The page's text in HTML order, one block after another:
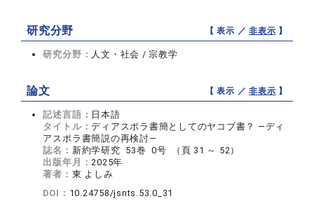
研究分野 【 表示 ／非表示 】
研究分野： 人文・社会 / 宗教学
論文 【 表示 ／非表示 】
記述言語： 日本語
タイトル：ディアスポラ書簡としてのヤコブ書？ ―ディ
アスポラ書簡説の再検討―
誌名： 新約学研究 53巻 0号 （頁 31 ～ 52）
出版年月： 2025年
著者： 東 よしみ
DOI： 10.24758/jsnts.53.0_31